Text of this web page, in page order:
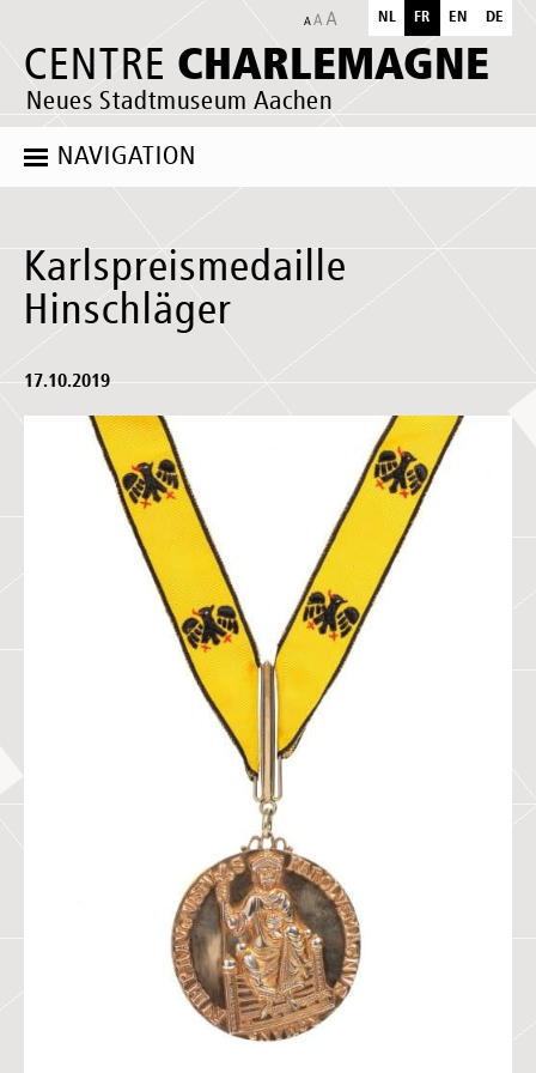
CENTRE CHARLEMAGNE
Neues Stadtmuseum Aachen
NL FR EN DE
NAVIGATION
Karlspreismedaille
Hinschläger
17.10.2019